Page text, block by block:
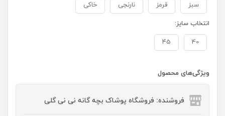
سبز قرمز نارنجی خاکی
انتخاب سایز:
40
45
ویژگی‌های محصول
فروشنده: فروشگاه پوشاک بچه گانه نی نی گلی